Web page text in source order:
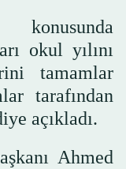
okul yılını
tamamlar
tarafından
açıkladı.
Ahmed